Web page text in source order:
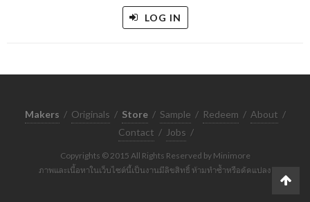
LOG IN
Makers / Originals / Store / Sample / Redeem / About /
Contact / Jobs /
Copyrights © 2015 All Rights Reserved by Minimore
ภาพและเนื้อหาในเว็บไซต์นี้เป็นงานมีลิขสิทธิ์ ห้ามทำซ้ำหรือดัดแปลง